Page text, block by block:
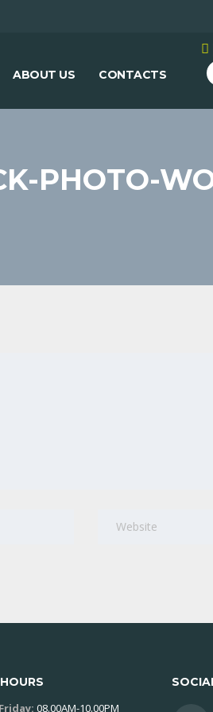
ABOUT US CONTACTS
PHOTO-
08.00AM-10.00PM